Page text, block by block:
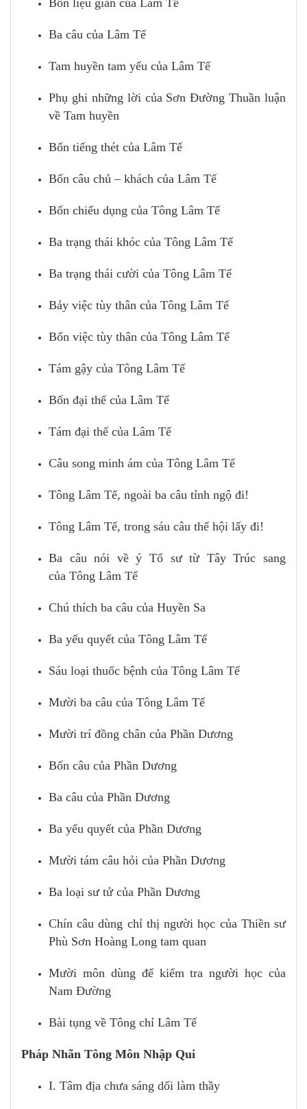
Ba câu của Lâm Tế
Tam huyền tam yếu của Lâm Tế
Phụ ghi những lời của Sơn Đường Thuần luận
về Tam huyền
Bốn tiếng thét của Lâm Tế
Bốn câu chủ – khách của Lâm Tế
Bốn chiếu dụng của Tông Lâm Tế
Ba trạng thái khóc của Tông Lâm Tế
Ba trạng thái cười của Tông Lâm Tế
Bảy việc tùy thân của Tông Lâm Tế
Bốn việc tùy thân của Tông Lâm Tế
Tám gậy của Tông Lâm Tế
Bốn đại thế của Lâm Tế
Tám đại thế của Lâm Tế
Câu song minh ám của Tông Lâm Tế
Tông Lâm Tế, ngoài ba câu tỉnh ngộ đi!
Tông Lâm Tế, trong sáu câu thể hội lấy đi!
Ba câu nói về ý Tổ sư từ Tây Trúc sang
của Tông Lâm Tế
Chú thích ba câu của Huyền Sa
Ba yếu quyết của Tông Lâm Tế
Sáu loại thuốc bệnh của Tông Lâm Tế
Mười ba câu của Tông Lâm Tế
Mười trí đồng chân của Phần Dương
Bốn câu của Phần Dương
Ba câu của Phần Dương
Ba yếu quyết của Phần Dương
Mười tám câu hỏi của Phần Dương
Ba loại sư tử của Phần Dương
Chín câu dùng chỉ thị người học của Thiền sư
Phù Sơn Hoàng Long tam quan
Mười môn dùng để kiểm tra người học của
Nam Đường
Bài tụng về Tông chỉ Lâm Tế
Pháp Nhãn Tông Môn Nhập Qui
I. Tâm địa chưa sáng dối làm thầy